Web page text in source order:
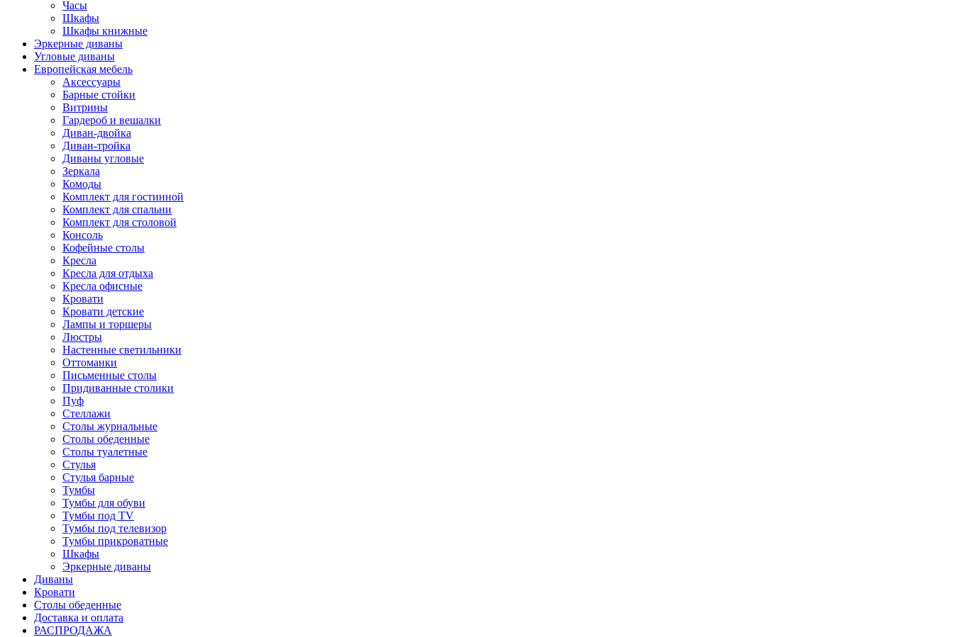
Часы
Шкафы
Шкафы книжные
Эркерные диваны
Угловые диваны
Европейская мебель
Аксессуары
Барные стойки
Витрины
Гардероб и вешалки
Диван-двойка
Диван-тройка
Диваны угловые
Зеркала
Комоды
Комплект для гостинной
Комплект для спальни
Комплект для столовой
Консоль
Кофейные столы
Кресла
Кресла для отдыха
Кресла офисные
Кровати
Кровати детские
Лампы и торшеры
Люстры
Настенные светильники
Оттоманки
Письменные столы
Придиванные столики
Пуф
Стеллажи
Столы журнальные
Столы обеденные
Столы туалетные
Стулья
Стулья барные
Тумбы
Тумбы для обуви
Тумбы под TV
Тумбы под телевизор
Тумбы прикроватные
Шкафы
Эркерные диваны
Диваны
Кровати
Столы обеденные
Доставка и оплата
РАСПРОДАЖА